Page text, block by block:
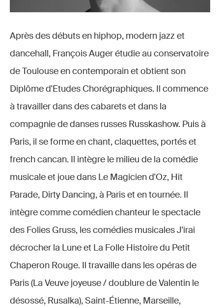
Après des débuts en hiphop, modern jazz et
dancehall, François Auger étudie au conservatoire
de Toulouse en contemporain et obtient son
Diplôme d'Etudes Chorégraphiques. Il commence
à travailler dans des cabarets et dans la
compagnie de danses russes Russkashow. Puis à
Paris, il se forme en chant, claquettes, portés et
french cancan. Il intègre le milieu de la comédie
musicale et joue dans Le Magicien d'Oz, Hit
Parade, Dirty Dancing, à Paris et en tournée. Il
intègre comme comédien chanteur le spectacle
des Folies Gruss, les comédies musicales J'irai
décrocher la Lune et La Folle Histoire du Petit
Chaperon Rouge. Il travaille dans les opéras de
Paris (La Veuve joyeuse / doublure de Valentin le
désossé, Rusalka), Saint-Étienne, Marseille,